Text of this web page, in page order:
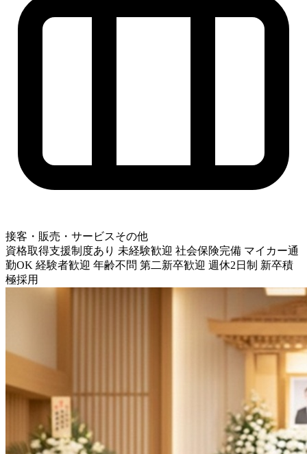
接客・販売・サービスその他
資格取得支援制度あり 未経験歓迎 社会保険完備 マイカー通
勤OK 経験者歓迎 年齢不問 第二新卒歓迎 週休2日制 新卒積
極採用